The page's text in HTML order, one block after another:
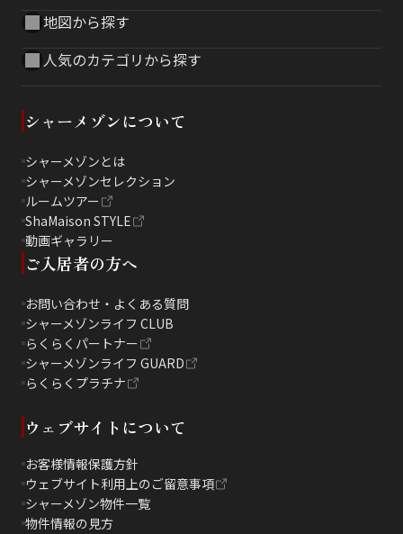
地図から探す
人気のカテゴリから探す
シャーメゾンについて
シャーメゾンとは
シャーメゾンセレクション
ルームツアー
ShaMaison STYLE
動画ギャラリー
ご入居者の方へ
お問い合わせ・よくある質問
シャーメゾンライフ CLUB
らくらくパートナー
シャーメゾンライフ GUARD
らくらくプラチナ
ウェブサイトについて
お客様情報保護方針
ウェブサイト利用上のご留意事項
シャーメゾン物件一覧
物件情報の見方